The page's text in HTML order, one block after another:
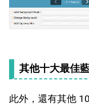
其他十大最佳
此外，還有其他